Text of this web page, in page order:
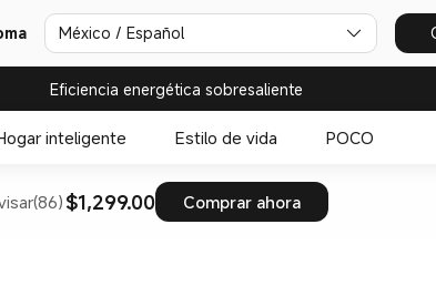
México / Español
Eficiencia energética sobresaliente
inteligente Estilo de vida POCO
$1,299.00 Comprar ahora